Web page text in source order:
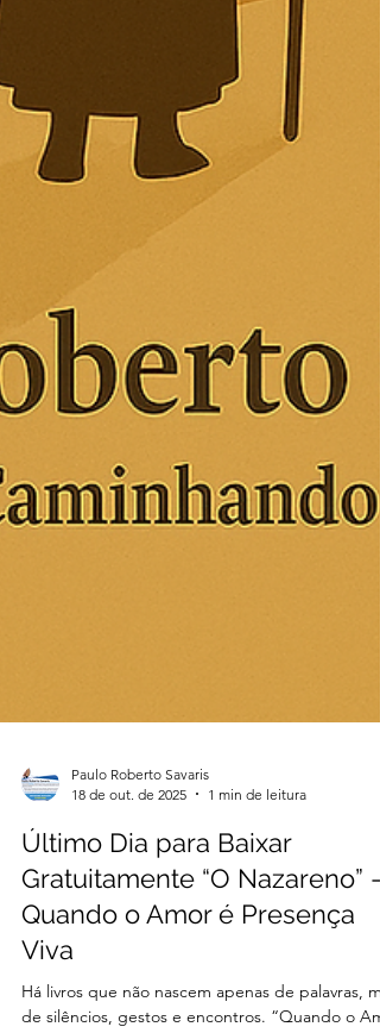
18 de out. de 2025
1 min de leitura
Último Dia para Baixar
Gratuitamente “O Nazareno” —
Quando o Amor é Presença
Viva